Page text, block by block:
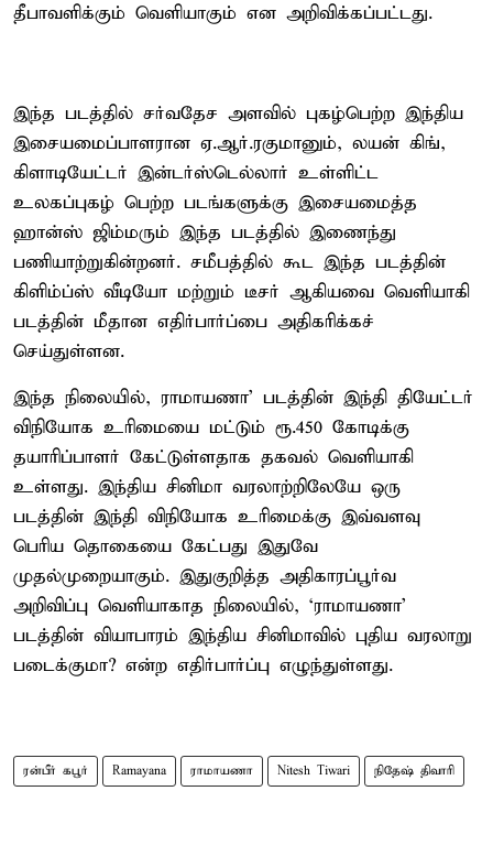
தீபாவளிக்கும் வெளியாகும் என அறிவிக்கப்பட்டது.
இந்த படத்தில் சர்வதேச அளவில் புகழ்பெற்ற இந்திய
இசையமைப்பாளரான ஏ.ஆர்.ரகுமானும், லயன் கிங்,
கிளாடியேட்டர் இன்டர்ஸ்டெல்லார் உள்ளிட்ட
உலகப்புகழ் பெற்ற படங்களுக்கு இசையமைத்த
ஹான்ஸ் ஜிம்மரும் இந்த படத்தில் இணைந்து
பணியாற்றுகின்றனர். சமீபத்தில் கூட இந்த படத்தின்
கிளிம்ப்ஸ் வீடியோ மற்றும் டீசர் ஆகியவை வெளியாகி
படத்தின் மீதான எதிர்பார்ப்பை அதிகரிக்கச்
செய்துள்ளன.
இந்த நிலையில், ராமாயணா' படத்தின் இந்தி தியேட்டர்
விநியோக உரிமையை மட்டும் ரூ.450 கோடிக்கு
தயாரிப்பாளர் கேட்டுள்ளதாக தகவல் வெளியாகி
உள்ளது. இந்திய சினிமா வரலாற்றிலேயே ஒரு
படத்தின் இந்தி விநியோக உரிமைக்கு இவ்வளவு
பெரிய தொகையை கேட்பது இதுவே
முதல்முறையாகும். இதுகுறித்த அதிகாரப்பூர்வ
அறிவிப்பு வெளியாகாத நிலையில், ‘ராமாயணா’
படத்தின் வியாபாரம் இந்திய சினிமாவில் புதிய வரலாறு
படைக்குமா? என்ற எதிர்பார்ப்பு எழுந்துள்ளது.
ரன்பீர் கபூர் Ramayana ராமாயணா Nitesh Tiwari நிதேஷ் திவாரி